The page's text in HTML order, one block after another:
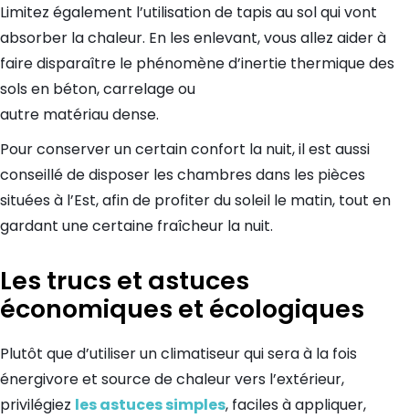
Limitez également l’utilisation de tapis au sol qui vont
absorber la chaleur. En les enlevant, vous allez aider à
faire disparaître le phénomène d’inertie thermique des
sols en béton, carrelage ou
autre matériau dense.
Pour conserver un certain confort la nuit, il est aussi
conseillé de disposer les chambres dans les pièces
situées à l’Est, afin de profiter du soleil le matin, tout en
gardant une certaine fraîcheur la nuit.
Les trucs et astuces
économiques et écologiques
Plutôt que d’utiliser un climatiseur qui sera à la fois
énergivore et source de chaleur vers l’extérieur,
privilégiez les astuces simples, faciles à appliquer,